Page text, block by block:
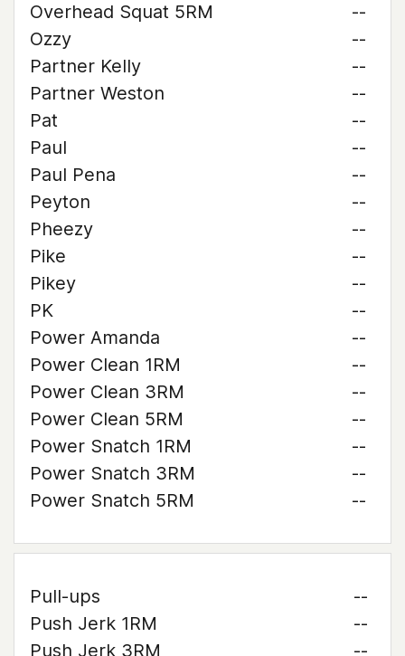
Overhead Squat 5RM
--
Ozzy
--
Partner Kelly
--
Partner Weston
--
Pat
--
Paul
--
Paul Pena
--
Peyton
--
Pheezy
--
Pike
--
Pikey
--
PK
--
Power Amanda
--
Power Clean 1RM
--
Power Clean 3RM
--
Power Clean 5RM
--
Power Snatch 1RM
--
Power Snatch 3RM
--
Power Snatch 5RM
--
Pull-ups
--
Push Jerk 1RM
--
Push Jerk 3RM
--